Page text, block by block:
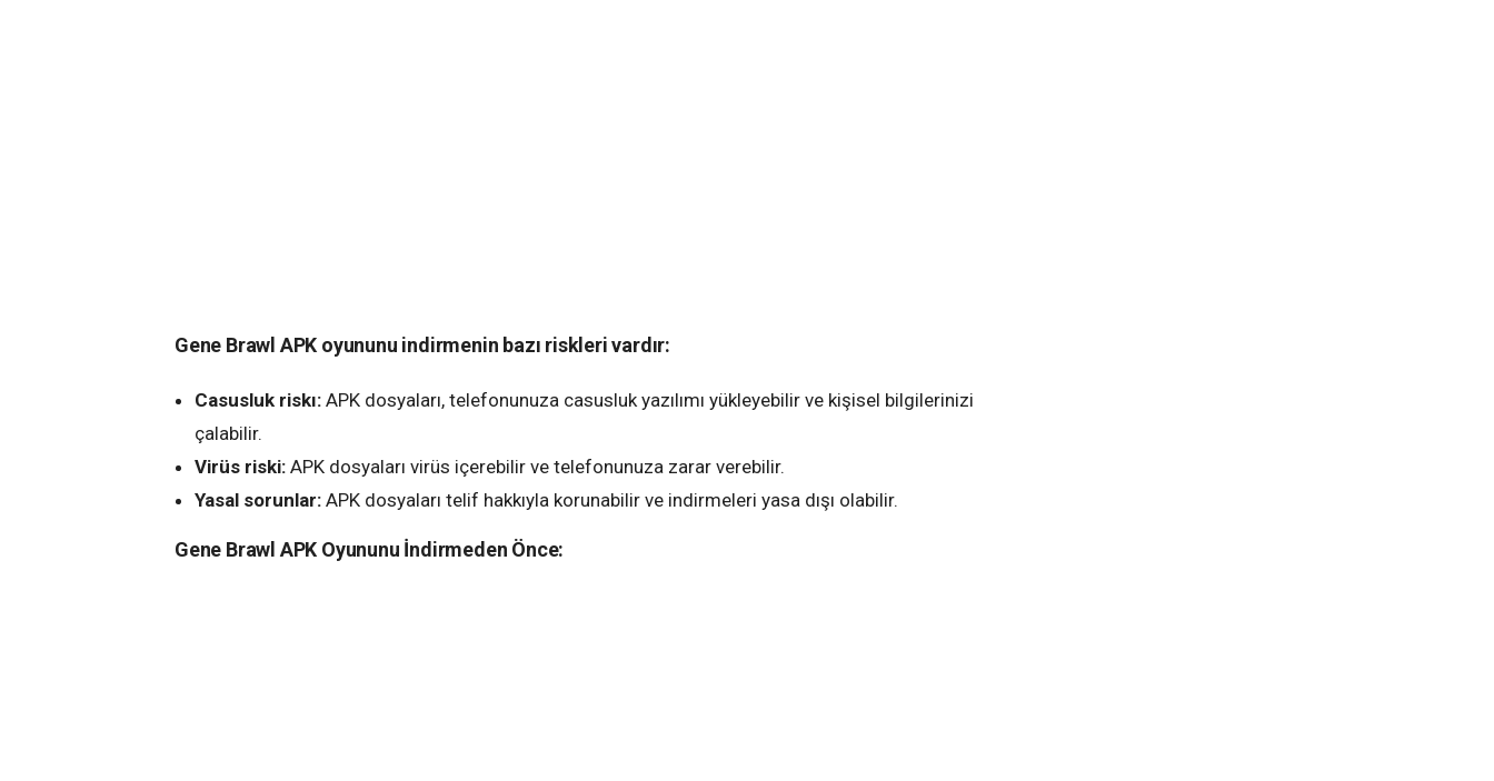
Gene Brawl APK oyununu indirmenin bazı riskleri vardır:
Casusluk riskı: APK dosyaları, telefonunuza casusluk yazılımı yükleyebilir ve kişisel bilgilerinizi
çalabilir.
Virüs riski: APK dosyaları virüs içerebilir ve telefonunuza zarar verebilir.
Yasal sorunlar: APK dosyaları telif hakkıyla korunabilir ve indirmeleri yasa dışı olabilir.
Gene Brawl APK Oyununu İndirmeden Önce: